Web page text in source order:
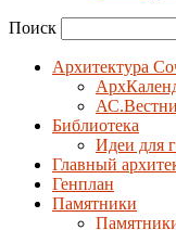
Поиск
Архитектура
Библиотека
Идеи для
Главный
Генплан
Памятники